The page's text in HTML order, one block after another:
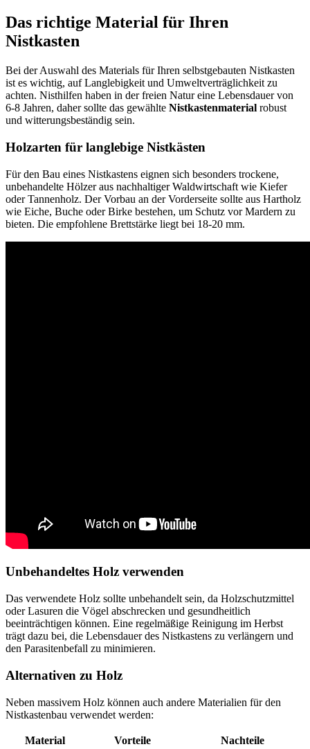
Das richtige Material für Ihren
Nistkasten
Bei der Auswahl des Materials für Ihren selbstgebauten Nistkasten
ist es wichtig, auf Langlebigkeit und Umweltverträglichkeit zu
achten. Nisthilfen haben in der freien Natur eine Lebensdauer von
6-8 Jahren, daher sollte das gewählte Nistkastenmaterial robust
und witterungsbeständig sein.
Holzarten für langlebige Nistkästen
Für den Bau eines Nistkastens eignen sich besonders trockene,
unbehandelte Hölzer aus nachhaltiger Waldwirtschaft wie Kiefer
oder Tannenholz. Der Vorbau an der Vorderseite sollte aus Hartholz
wie Eiche, Buche oder Birke bestehen, um Schutz vor Mardern zu
bieten. Die empfohlene Brettstärke liegt bei 18-20 mm.
Unbehandeltes Holz verwenden
Das verwendete Holz sollte unbehandelt sein, da Holzschutzmittel
oder Lasuren die Vögel abschrecken und gesundheitlich
beeinträchtigen können. Eine regelmäßige Reinigung im Herbst
trägt dazu bei, die Lebensdauer des Nistkastens zu verlängern und
den Parasitenbefall zu minimieren.
Alternativen zu Holz
Neben massivem Holz können auch andere Materialien für den
Nistkastenbau verwendet werden:
Material Vorteile
Nachteile